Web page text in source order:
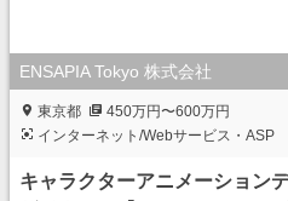
ENSAPIA Tokyo 株式会社
東京都
450万円〜600万円
インターネット/Webサービス・ASP
キャラクターアニメーション